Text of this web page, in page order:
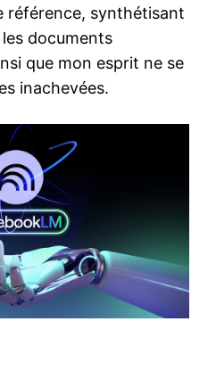
référence, synthétisant
documents
que mon esprit ne se
inachevées.